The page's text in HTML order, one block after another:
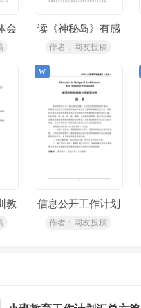
会
读《神秘岛》有感
15篇
作者：网友投稿
教
信息公开工作计划
合集7篇
作者：网友投稿
w